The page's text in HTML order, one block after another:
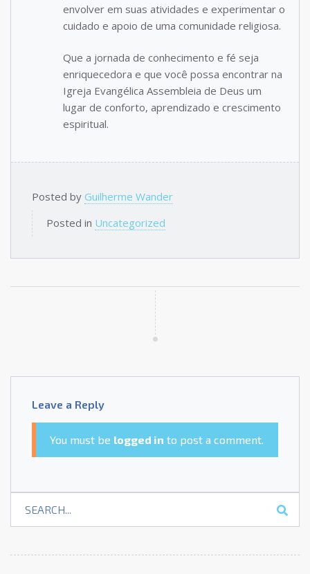
envolver em suas atividades e experimentar o
cuidado e apoio de uma comunidade religiosa.
Que a jornada de conhecimento e fé seja
enriquecedora e que você possa encontrar na
Igreja Evangélica Assembleia de Deus um
lugar de conforto, aprendizado e crescimento
espiritual.
Posted by Guilherme Wander
Posted in Uncategorized
Leave a Reply
You must be logged in to post a comment.